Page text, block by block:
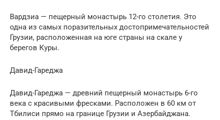
Вардзиа — пещерный монастырь 12-го столетия. Это
одна из самых поразительных достопримечательностей
Грузии, расположенная на юге страны на скале у
берегов Куры.
Давид-Гареджа
Давид-Гареджа — древний пещерный монастырь 6-го
века с красивыми фресками. Расположен в 60 км от
Тбилиси прямо на границе Грузии и Азербайджана.